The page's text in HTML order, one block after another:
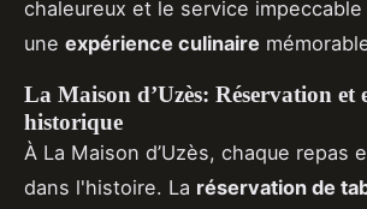
chaleureux et le service
une expérience culinaire
La Maison d’Uzès: Réservation et
historique
À La Maison d’Uzès, chaque repas
dans l'histoire. La réservation de